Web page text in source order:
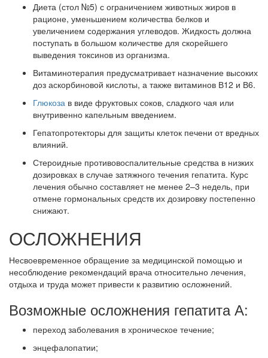
Диета (стол №5) с ограничением животных жиров в
рационе, уменьшением количества белков и
увеличением содержания углеводов. Жидкость должна
поступать в большом количестве для скорейшего
выведения токсинов из организма.
Витаминотерапия предусматривает назначение высоких
доз аскорбиновой кислоты, а также витаминов В12 и В6.
Глюкоза в виде фруктовых соков, сладкого чая или
внутривенно капельным введением.
Гепатопротекторы для защиты клеток печени от вредных
влияний.
Стероидные противовоспалительные средства в низких
дозировках в случае затяжного течения гепатита. Курс
лечения обычно составляет не менее 2–3 недель, при
отмене гормональных средств их дозировку постепенно
снижают.
ОСЛОЖНЕНИЯ
Несвоевременное обращение за медицинской помощью и
несоблюдение рекомендаций врача относительно лечения,
отдыха и труда может привести к развитию осложнений.
Возможные осложнения гепатита А:
переход заболевания в хроническое течение;
энцефалопатии;